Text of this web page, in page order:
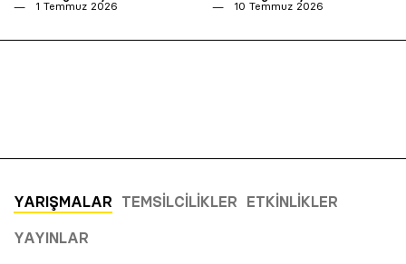
1 Temmuz 2026
10 Temmuz 2026
YARIŞMALAR TEMSILCILIKLER ETKINLIKLER
YAYINLAR